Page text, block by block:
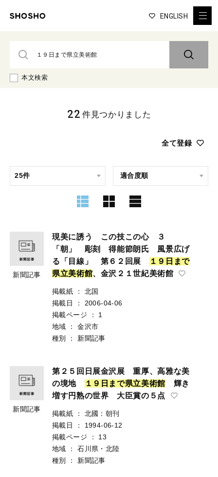
ENGLISH
本文検索
全て登録
22 件見つかりました
新聞記事
現美に誘う この技この心 ３
「朝」 彫刻 得能節朗氏 風景広げ
る「目線」 第６２回展
１ ９ 日 まで
県立美術館、金沢２１世紀美術館
掲載紙 ：
北国
掲載日
：
2006-04-06
掲載ページ
：
1
地域
：
金沢市
種別
： 新聞記事
新聞記事
第２５回日展金沢展 重厚、高雅な美
の境地
１ ９ 日 まで県立美術館 輝き
増す円熟の世界 大臣賞の５点
掲載紙 ：
北國：朝刊
掲載日
：
1994-06-12
掲載ページ
：
13
地域
：
石川県・北陸
種別
： 新聞記事